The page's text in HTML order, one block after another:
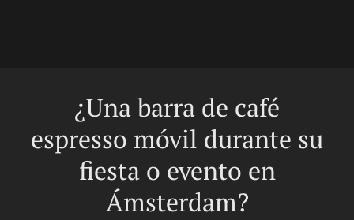
¿Una barra de café
espresso móvil durante su
fiesta o evento en
Ámsterdam?